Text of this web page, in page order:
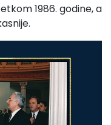
1986. godine, a